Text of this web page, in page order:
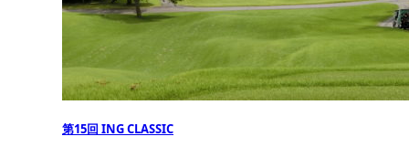
第15回 ING CLASSIC